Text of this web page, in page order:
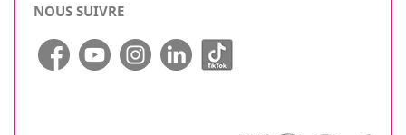
NOUS SUIVRE